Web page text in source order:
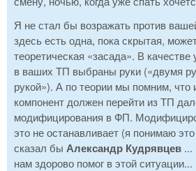
Я не стал бы возражать против
здесь есть одна, пока скрытая,
теоретическая «засада». В качестве
в ваших ТП выбраны руки («двумя
рукой»). А по теории мы помним, что
компонент должен перейти из ТП
модифицирования в ФП.
это не останавливает (я понимаю
сказал бы Александр Кудрявцев
нам здорово помог в этой